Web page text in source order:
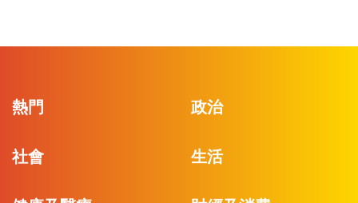
熱門 政治
社會 生活